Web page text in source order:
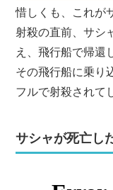
惜しくも、これが
射殺の直前、サシ
え、飛行船で帰還
その飛行船に乗り
フルで射殺されて
サシャが死亡し